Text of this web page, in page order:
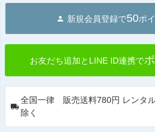
新規会員登録で50ポ
お友だち追加とLINE ID連携で
全国一律 販売送料780円 レンタ
除く